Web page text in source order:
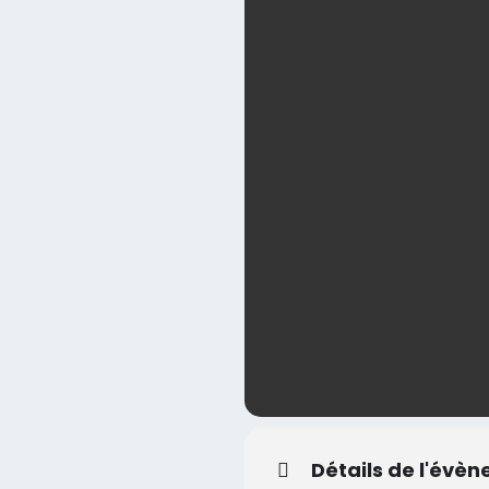
Détails de